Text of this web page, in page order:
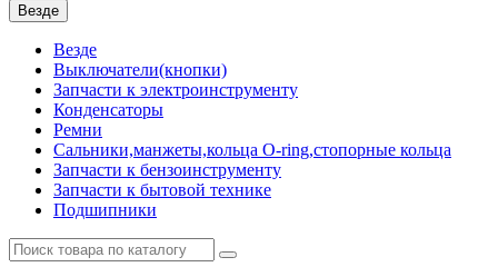
Везде
Везде
Выключатели(кнопки)
Запчасти к электроинструменту
Конденсаторы
Ремни
Сальники,манжеты,кольца О-ring,стопорные кольца
Запчасти к бензоинструменту
Запчасти к бытовой технике
Подшипники